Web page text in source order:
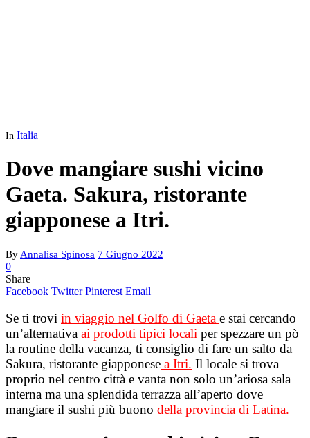
In Italia
Dove mangiare sushi vicino
Gaeta. Sakura, ristorante
giapponese a Itri.
By Annalisa Spinosa 7 Giugno 2022
0
Share
Facebook Twitter Pinterest Email
Se ti trovi in viaggio nel Golfo di Gaeta e stai cercando
un’alternativa ai prodotti tipici locali per spezzare un pò
la routine della vacanza, ti consiglio di fare un salto da
Sakura, ristorante giapponese a Itri. Il locale si trova
proprio nel centro città e vanta non solo un’ariosa sala
interna ma una splendida terrazza all’aperto dove
mangiare il sushi più buono della provincia di Latina.